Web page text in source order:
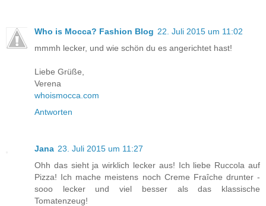
Who is Mocca? Fashion Blog 22. Juli 2015 um 11:02
mmmh lecker, und wie schön du es angerichtet hast!
Liebe Grüße,
Verena
whoismocca.com
Antworten
Jana 23. Juli 2015 um 11:27
Ohh das sieht ja wirklich lecker aus! Ich liebe Ruccola auf
Pizza! Ich mache meistens noch Creme Fraîche drunter -
sooo lecker und viel besser als das klassische
Tomatenzeug!